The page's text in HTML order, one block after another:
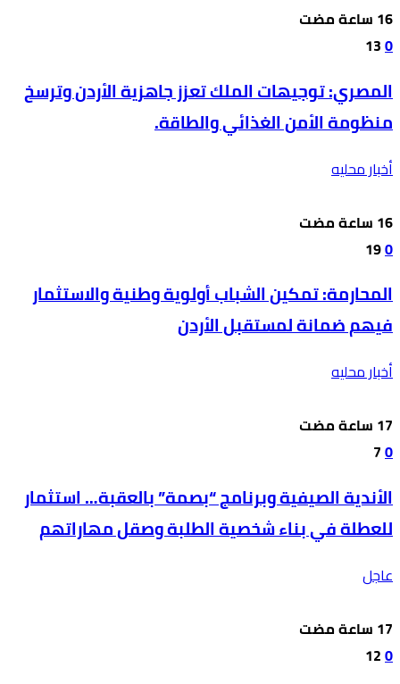
0
13
المصري: توجيهات الملك تعزز جاهزية الأردن وترسخ
منظومة الأمن الغذائي والطاقة.
أخبار محليه
0
19
المحارمة: تمكين الشباب أولوية وطنية والاستثمار
فيهم ضمانة لمستقبل الأردن
أخبار محليه
0
7
الأندية الصيفية وبرنامج “بصمة” بالعقبة… استثمار
للعطلة في بناء شخصية الطلبة وصقل مهاراتهم
عاجل
0
12